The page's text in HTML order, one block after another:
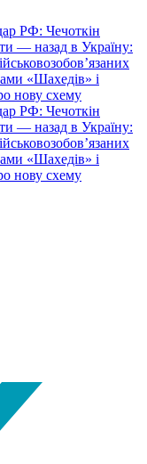
РФ: Чечоткін
— назад в Україну:
«Шахедів» і
нову схему
РФ: Чечоткін
— назад в Україну:
«Шахедів» і
нову схему